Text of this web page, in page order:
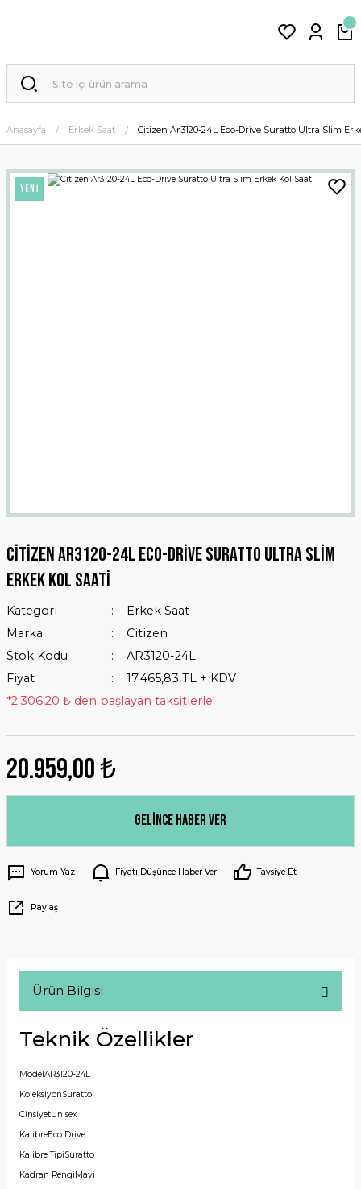
Anasayfa Erkek Saat Citizen Ar3120-24L Eco-Drive Suratto Ultra Slim
YENİ
Citizen Ar3120-24L Eco-Drive Suratto Ultra Slim
Erkek Kol Saati
Kategori
Erkek Saat
Marka
Citizen
Stok Kodu
AR3120-24L
Fiyat
17.465,83 TL + KDV
*2.306,20 ₺ den başlayan taksitlerle!
20.959,00 ₺
Gelince Haber Ver
Yorum Yaz Fiyatı Düşünce Haber Ver Tavsiye Et
Paylaş
Ürün Bilgisi
Teknik Özellikler
ModelAR3120-24L
KoleksiyonSuratto
CinsiyetUnisex
KalibreEco Drive
Kalibre TipiSuratto
Kadran RengiMavi